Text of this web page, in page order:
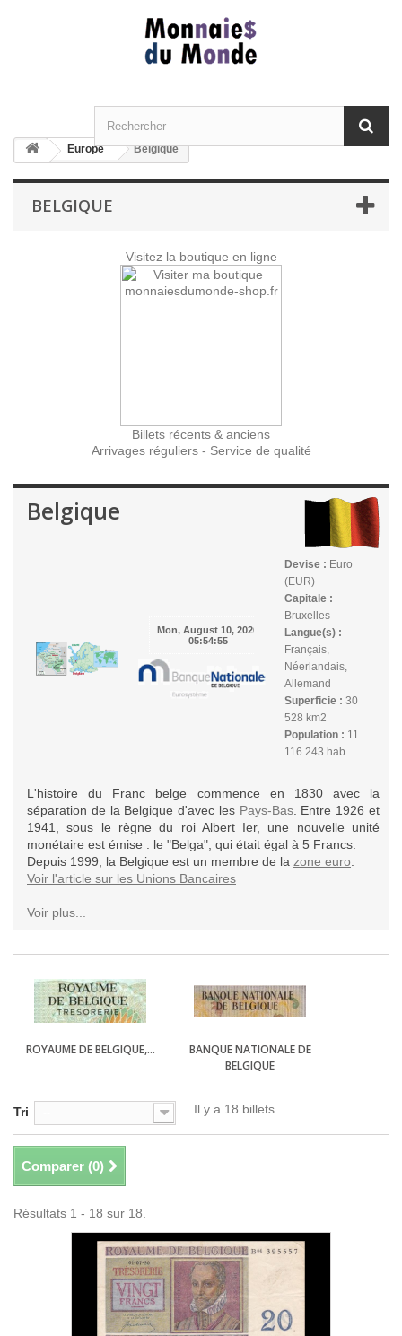
Europe Belgique
BELGIQUE
Visitez la boutique en ligne
Billets récents & anciens
Arrivages réguliers - Service de qualité
Belgique
Devise : Euro
(EUR)
Capitale :
Bruxelles
Langue(s) :
Français,
Néerlandais,
Allemand
Superficie : 30
528 km2
Population : 11
116 243 hab.
L'histoire du Franc belge commence en 1830 avec la
séparation de la Belgique d'avec les Pays-Bas. Entre 1926 et
1941, sous le règne du roi Albert Ier, une nouvelle unité
monétaire est émise : le "Belga", qui était égal à 5 Francs.
Depuis 1999, la Belgique est un membre de la zone euro
Voir l'article sur les Unions Bancaires
Voir plus...
ROYAUME DE BELGIQUE,...
BANQUE NATIONALE DE
BELGIQUE
Tri -- Il y a 18 billets.
Comparer (0)
Résultats 1 - 18 sur 18.